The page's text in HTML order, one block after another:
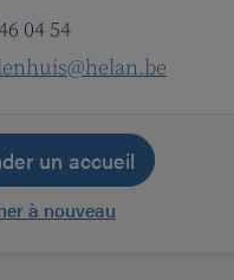
04 54
un accueil
à nouveau